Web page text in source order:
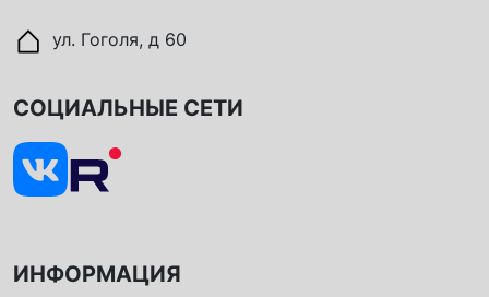
ул. Гоголя, д 60
ИНФОРМАЦИЯ
СОЦИАЛЬНЫЕ СЕТИ